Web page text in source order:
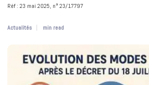
Réf : 23 mai 2025, n° 23/17797
Actualités min read